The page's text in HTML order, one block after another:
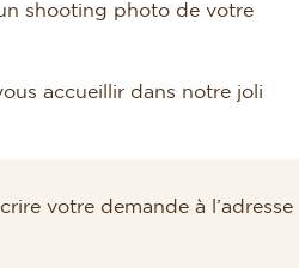
shooting photo de votre
accueillir dans notre joli
votre demande à l’adresse